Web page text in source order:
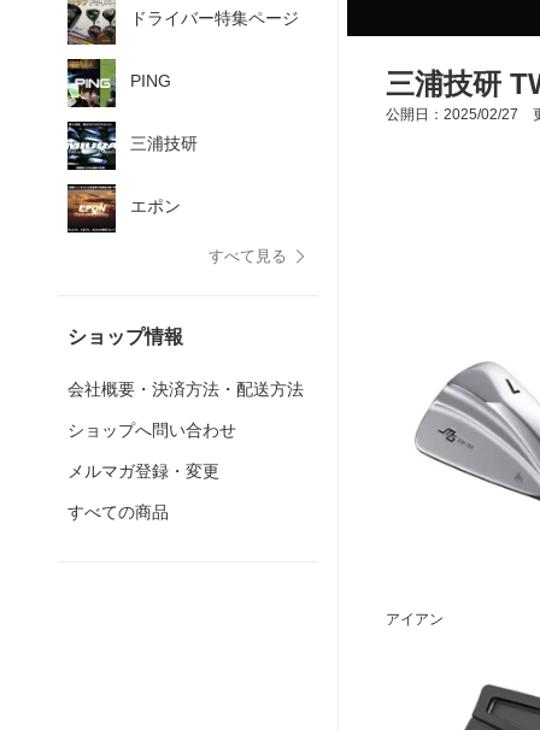
ドライバー特集ページ
PING
三浦技研
エポン
すべて見る
ショップ情報
会社概要・決済方法・配送方法
ショップへ問い合わせ
メルマガ登録・変更
すべての商品
三浦技研
公開日：2025/02/27
アイアン